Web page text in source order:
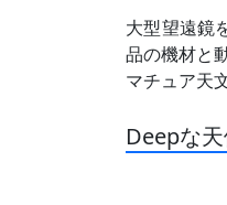
大型望遠鏡
品の機材と
マチュア天
Deepな